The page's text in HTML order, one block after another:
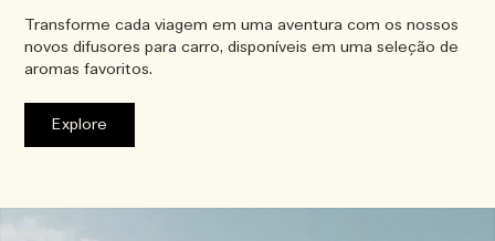
Transforme cada viagem em uma aventura com os nossos
novos difusores para carro, disponíveis em uma seleção de
aromas favoritos.
Explore